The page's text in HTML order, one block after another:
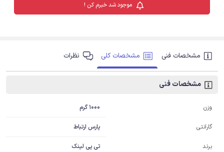
موجود شد خبرم کن !
مشخصات فنی مشخصات کلی نظرات
مشخصات فنی
وزن 1000 گرم
گارانتی پارس ارتباط
برند تی پی لینک